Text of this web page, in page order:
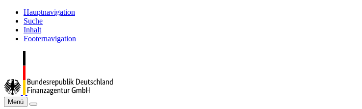
Hauptnavigation
Suche
Inhalt
Footernavigation
Menü